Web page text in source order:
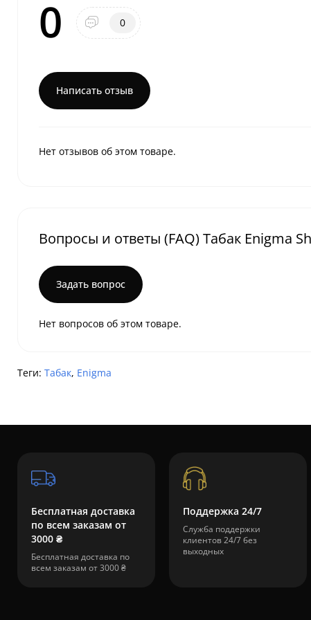
0 0
Написать отзыв
Нет отзывов об этом товаре.
Вопросы и ответы (FAQ) Табак Enigma
Задать вопрос
Нет вопросов об этом товаре.
Теги: Табак, Enigma
Бесплатная доставка
по всем заказам от
3000 ₴
Бесплатная доставка по
всем заказам от 3000 ₴
Поддержка 24/7
Служба поддержки
клиентов 24/7 без
выходных